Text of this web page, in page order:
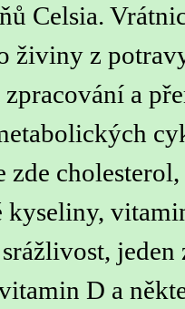
Celsia.
živiny z
a
zde
D a